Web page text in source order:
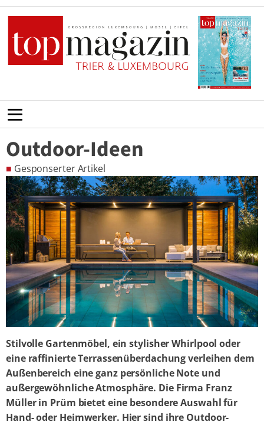
Outdoor-Ideen
■ Gesponserter Artikel
Stilvolle Gartenmöbel, ein stylisher Whirlpool oder
eine raffinierte Terrassenüberdachung verleihen dem
Außenbereich eine ganz persönliche Note und
außergewöhnliche Atmosphäre. Die Firma Franz
Müller in Prüm bietet eine besondere Auswahl für
Hand- oder Heimwerker. Hier sind ihre Outdoor-